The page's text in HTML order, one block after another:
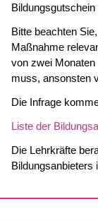
Bitte beachten
Maßnahme
von zwei Monaten
muss, ansonsten
Die Infrage
Liste der
Die Lehrkräfte
Bildungsanbieters